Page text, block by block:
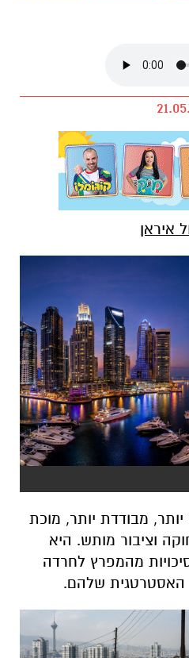
איראן
מבודדת יותר, מוכת
וציבור מותש. היא
מהמפרץ לחרדה
שלהם.